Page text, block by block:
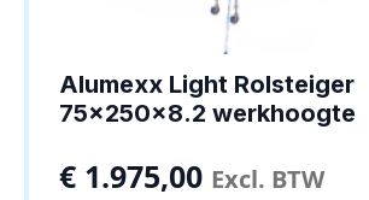
Alumexx Light Rolsteiger
75x250x8.2 werkhoogte
€ 1.975,00 Excl. BTW